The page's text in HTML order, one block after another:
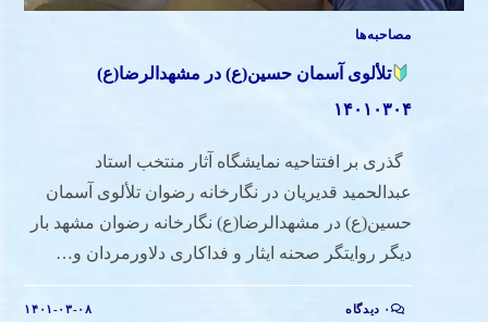
مصاحبه‌ها
تلألوی آسمان حسین(ع) در مشهدالرضا(ع)
۱۴۰۱۰۳۰۴
گذری بر افتتاحیه نمایشگاه آثار منتخب استاد
عبدالحمید قدیریان در نگارخانه رضوان تلألوی آسمان
حسین(ع) در مشهدالرضا(ع) نگارخانه رضوان مشهد بار
دیگر روایتگر صحنه ایثار و فداکاری دلاورمردان و…
۰ دیدگاه ۱۴۰۱-۰۳-۰۸